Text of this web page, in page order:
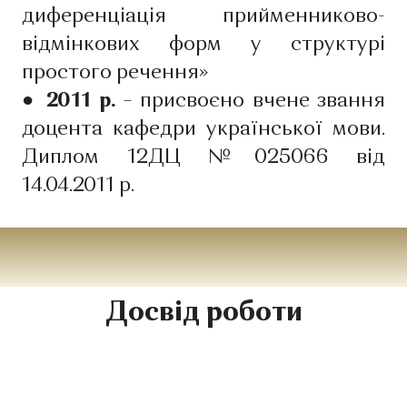
диференціація прийменниково-
відмінкових форм у структурі
простого речення»
● 2011 р. – присвоєно вчене звання
доцента кафедри української мови.
Диплом 12ДЦ №025066 від
14.04.2011 р.
Досвід роботи